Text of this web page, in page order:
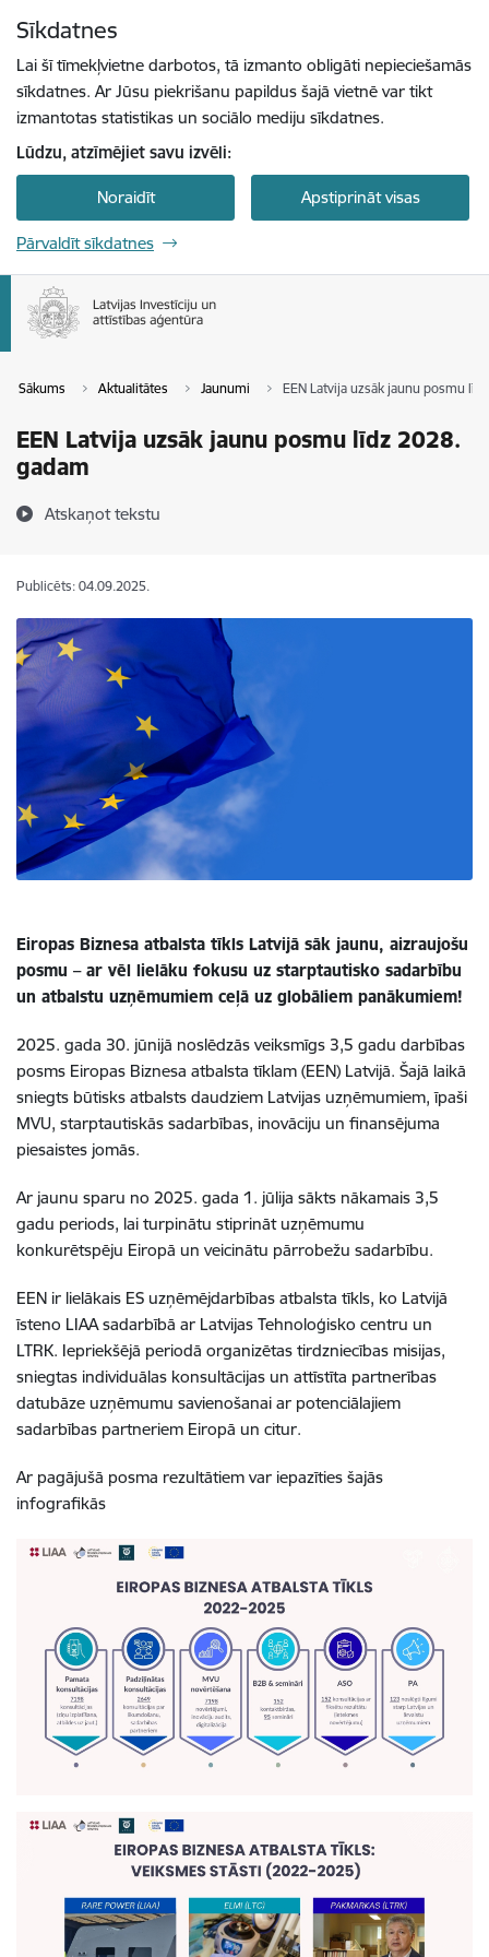
Sīkdatnes
Lai šī tīmekļvietne darbotos, tā izmanto obligāti nepieciešamās
sīkdatnes. Ar Jūsu piekrišanu papildus šajā vietnē var tikt
izmantotas statistikas un sociālo mediju sīkdatnes.
Lūdzu, atzīmējiet savu izvēli:
Noraidīt Apstiprināt visas
Pārvaldīt sīkdatnes
Sākums Aktualitātes Jaunumi EEN Latvija uzsāk jaunu posmu
EEN Latvija uzsāk jaunu posmu līdz 2028.
gadam
Atskaņot tekstu
Publicēts: 04.09.2025.
Eiropas Biznesa atbalsta tīkls Latvijā sāk jaunu, aizraujošu
posmu – ar vēl lielāku fokusu uz starptautisko sadarbību
un atbalstu uzņēmumiem ceļā uz globāliem panākumiem!
2025. gada 30. jūnijā noslēdzās veiksmīgs 3,5 gadu darbības
posms Eiropas Biznesa atbalsta tīklam (EEN) Latvijā. Šajā laikā
sniegts būtisks atbalsts daudziem Latvijas uzņēmumiem, īpaši
MVU, starptautiskās sadarbības, inovāciju un finansējuma
piesaistes jomās.
Ar jaunu sparu no 2025. gada 1. jūlija sākts nākamais 3,5
gadu periods, lai turpinātu stiprināt uzņēmumu
konkurētspēju Eiropā un veicinātu pārrobežu sadarbību.
EEN ir lielākais ES uzņēmējdarbības atbalsta tīkls, ko Latvijā
īsteno LIAA sadarbībā ar Latvijas Tehnoloģisko centru un
LTRK. Iepriekšējā periodā organizētas tirdzniecības misijas,
sniegtas individuālas konsultācijas un attīstīta partnerības
datubāze uzņēmumu savienošanai ar potenciālajiem
sadarbības partneriem Eiropā un citur.
Ar pagājušā posma rezultātiem var iepazīties šajās
infografikās